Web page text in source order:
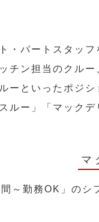
・パートスタッ
チン担当のクル
ーといったポジシ
ルー」「マック
マ
～勤務OK」のシ